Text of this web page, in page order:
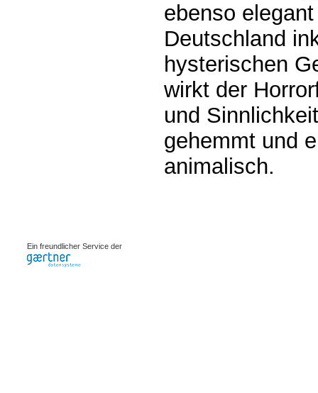
ebenso
Deutschland
hysterischen
wirkt der
und
gehemmt und
animalisch.
Ein freundlicher Service der